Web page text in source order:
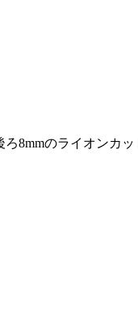
ろ8mmのライオンカ